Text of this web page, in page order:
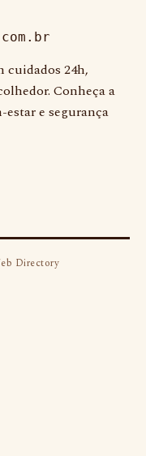
cuidados 24h,
Conheça a
e segurança
Directory